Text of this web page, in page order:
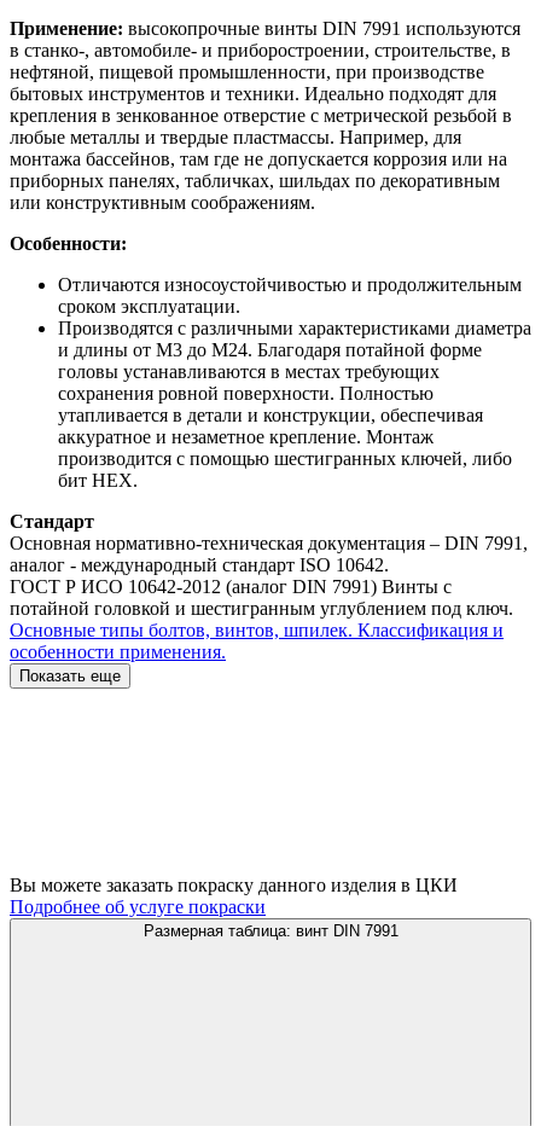
Применение: высокопрочные винты DIN 7991 используются
в станко-, автомобиле- и приборостроении, строительстве, в
нефтяной, пищевой промышленности, при производстве
бытовых инструментов и техники. Идеально подходят для
крепления в зенкованное отверстие с метрической резьбой в
любые металлы и твердые пластмассы. Например, для
монтажа бассейнов, там где не допускается коррозия или на
приборных панелях, табличках, шильдах по декоративным
или конструктивным соображениям.
Особенности:
Отличаются износоустойчивостью и продолжительным
сроком эксплуатации.
Производятся с различными характеристиками диаметра
и длины от М3 до М24. Благодаря потайной форме
головы устанавливаются в местах требующих
сохранения ровной поверхности. Полностью
утапливается в детали и конструкции, обеспечивая
аккуратное и незаметное крепление. Монтаж
производится с помощью шестигранных ключей, либо
бит НEX.
Стандарт
Основная нормативно-техническая документация – DIN 7991,
аналог - международный стандарт ISO 10642.
ГОСТ Р ИСО 10642-2012 (аналог DIN 7991) Винты с
потайной головкой и шестигранным углублением под ключ.
Основные типы болтов, винтов, шпилек. Классификация и
особенности применения.
Показать еще
Вы можете заказать покраску данного изделия в ЦКИ
Подробнее об услуге покраски
Размерная таблица: винт DIN 7991